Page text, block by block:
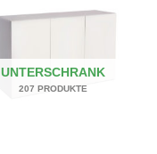
UNTERSCHRANK
207 PRODUKTE